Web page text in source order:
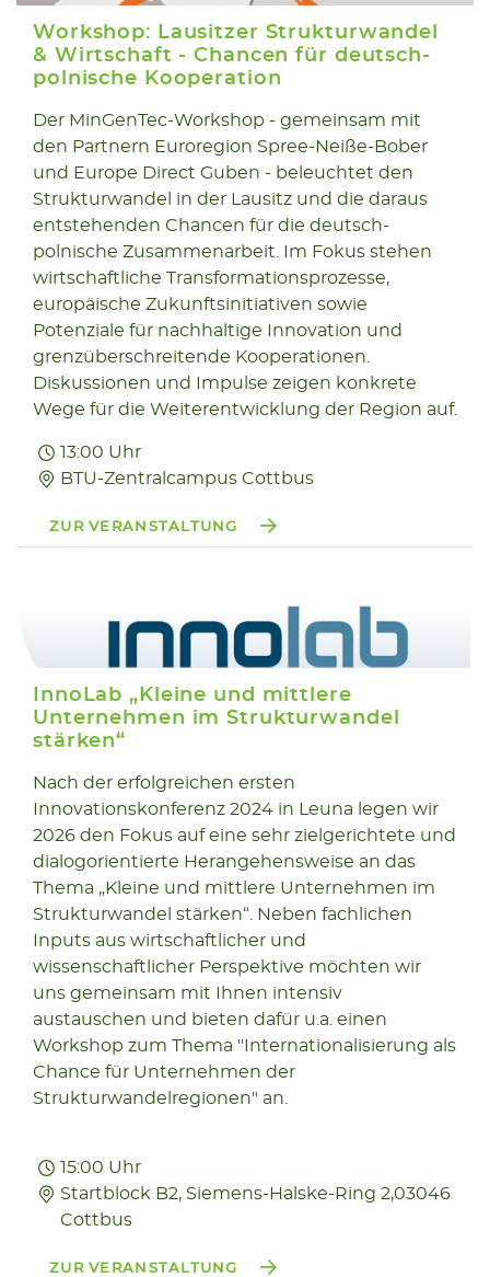
24.06
2026
Workshop: Lausitzer Strukturwandel
& Wirtschaft - Chancen für deutsch-
polnische Kooperation
Der MinGenTec-Workshop - gemeinsam mit
den Partnern Euroregion Spree-Neiße-Bober
und Europe Direct Guben - beleuchtet den
Strukturwandel in der Lausitz und die daraus
entstehenden Chancen für die deutsch-
polnische Zusammenarbeit. Im Fokus stehen
wirtschaftliche Transformationsprozesse,
europäische Zukunftsinitiativen sowie
Potenziale für nachhaltige Innovation und
grenzüberschreitende Kooperationen.
Diskussionen und Impulse zeigen konkrete
Wege für die Weiterentwicklung der Region auf.
13:00 Uhr
BTU-Zentralcampus Cottbus
ZUR VERANSTALTUNG
2026
InnoLab „Kleine und mittlere
Unternehmen im Strukturwandel
stärken“
Nach der erfolgreichen ersten
Innovationskonferenz 2024 in Leuna legen wir
2026 den Fokus auf eine sehr zielgerichtete und
dialogorientierte Herangehensweise an das
Thema „Kleine und mittlere Unternehmen im
Strukturwandel stärken“. Neben fachlichen
Inputs aus wirtschaftlicher und
wissenschaftlicher Perspektive möchten wir
uns gemeinsam mit Ihnen intensiv
austauschen und bieten dafür u.a. einen
Workshop zum Thema "Internationalisierung als
Chance für Unternehmen der
Strukturwandelregionen" an.
15:00 Uhr
Startblock B2, Siemens-Halske-Ring 2,03046
Cottbus
ZUR VERANSTALTUNG